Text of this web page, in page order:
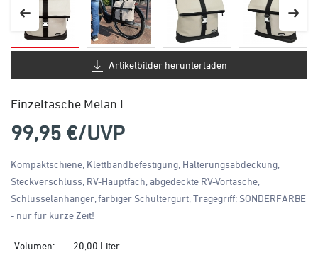
Artikelbilder herunterladen
Einzeltasche Melan I
99,95 €/UVP
Kompaktschiene, Klettbandbefestigung, Halterungsabdeckung,
Steckverschluss, RV-Hauptfach, abgedeckte RV-Vortasche,
Schlüsselanhänger, farbiger Schultergurt, Tragegriff; SONDERFARBE
- nur für kurze Zeit!
Volumen:
20,00 Liter